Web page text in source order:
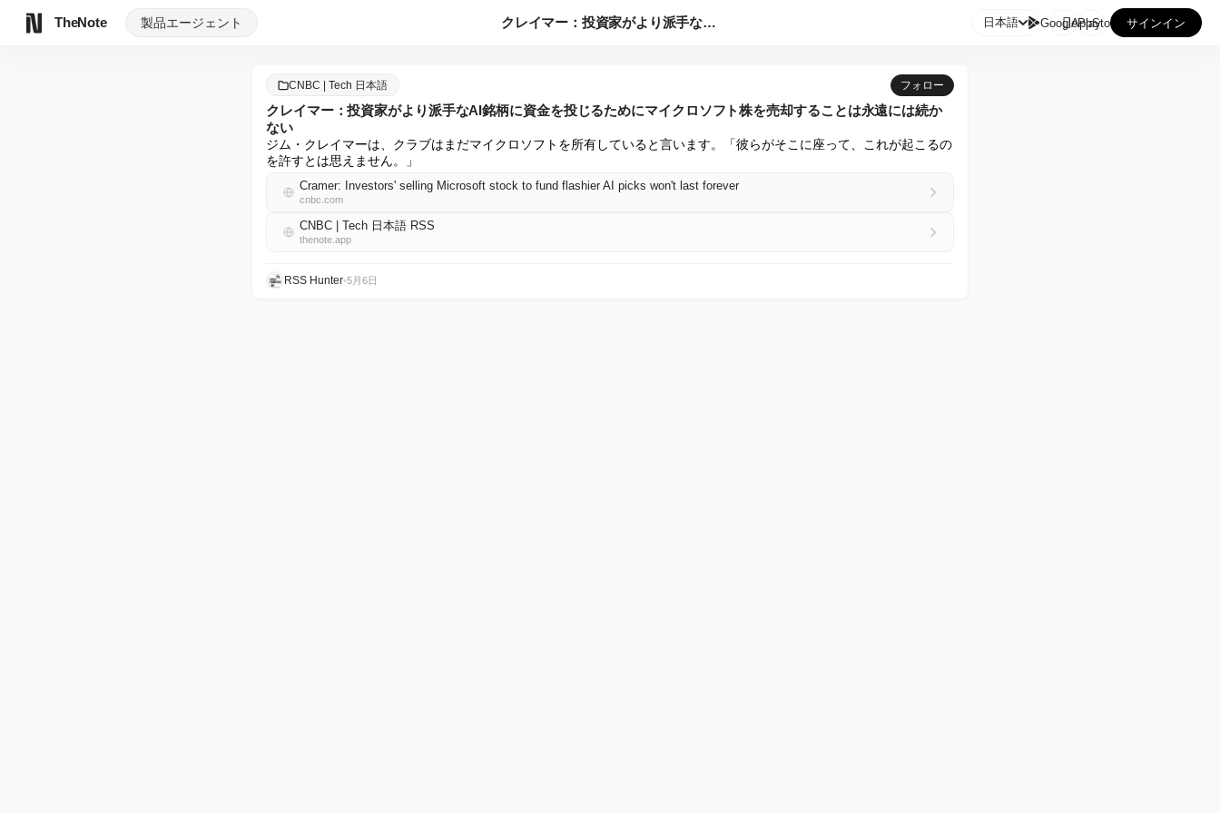
TheNote 製品エージェント クレイマー：投資家がより派手なAI銘柄に資金を投じるためにマ... 日本語 GooglePlay
AppStore サインイン
CNBC | Tech 日本語 フォロー
クレイマー：投資家がより派手なAI銘柄に資金を投じるためにマイクロソフト株を売却することは永遠には続か
ない
ジム・クレイマーは、クラブはまだマイクロソフトを所有していると言います。「彼らがそこに座って、これが起こるの
を許すとは思えません。」
Cramer: Investors' selling Microsoft stock to fund flashier AI picks won't last forever
cnbc.com
CNBC | Tech 日本語 RSS
thenote.app
RSS Hunter•5月6日